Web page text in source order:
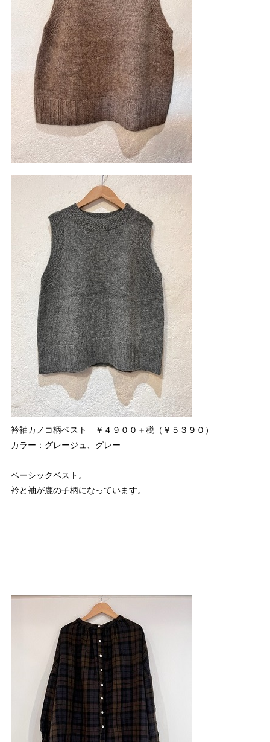
衿袖カノコ柄ベスト ￥４９００＋税（￥５３９０）
カラー：グレージュ、グレー
ベーシックベスト。
衿と袖が鹿の子柄になっています。